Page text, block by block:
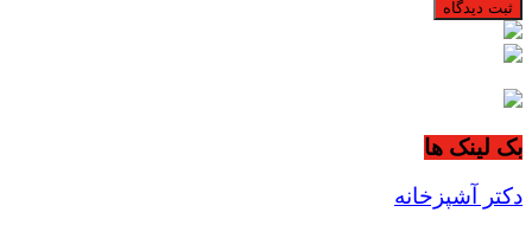
بک لینک ها
دکتر آشپزخانه